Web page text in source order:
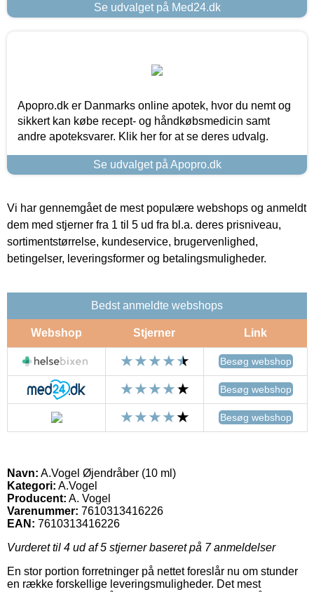
Se udvalget på Med24.dk
Apopro.dk er Danmarks online apotek, hvor du nemt og
sikkert kan købe recept- og håndkøbsmedicin samt
andre apoteksvarer. Klik her for at se deres udvalg.
Se udvalget på Apopro.dk
Vi har gennemgået de mest populære webshops og anmeldt
dem med stjerner fra 1 til 5 ud fra bl.a. deres prisniveau,
sortimentstørrelse, kundeservice, brugervenlighed,
betingelser, leveringsformer og betalingsmuligheder.
Bedst anmeldte webshops
Webshop Stjerner Link
Besøg webshop
Besøg webshop
Besøg webshop
Navn: A.Vogel Øjendråber (10 ml)
Kategori: A.Vogel
Producent: A. Vogel
Varenummer: 7610313416226
EAN: 7610313416226
Vurderet til 4 ud af 5 stjerner baseret på 7anmeldelser
En stor portion forretninger på nettet foreslår nu om stunder
en række forskellige leveringsmuligheder. Det mest